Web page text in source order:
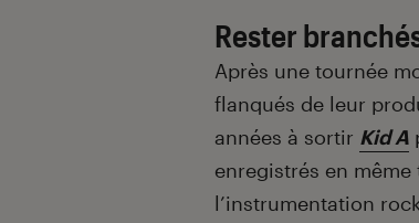
Rester
Après une tournée
flanqués de leur
années à sortir Kid A
enregistrés en
l’instrumentation